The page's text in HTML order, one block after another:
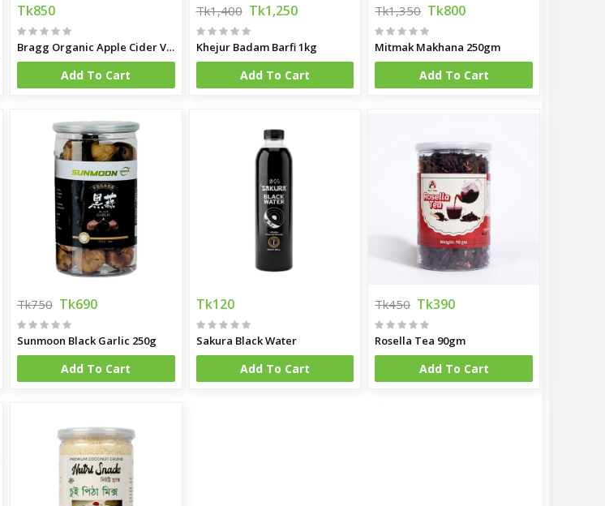
Tk850
Bragg Organic Apple Cider Vinegar
Add To Cart
Tk1,400 Tk1,250
Khejur Badam Barfi 1kg
Add To Cart
Tk1,350 Tk800
Mitmak Makhana 250gm
Add To Cart
Tk750 Tk690
Sunmoon Black Garlic 250g
Add To Cart
Tk120
Sakura Black Water
Add To Cart
Tk450 Tk390
Rosella Tea 90gm
Add To Cart